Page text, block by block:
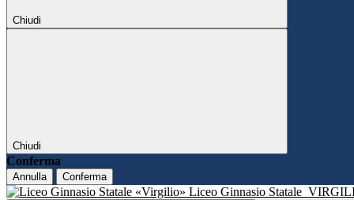
Chiudi
Chiudi
Conferma
Annulla Conferma
Liceo Ginnasio Statale